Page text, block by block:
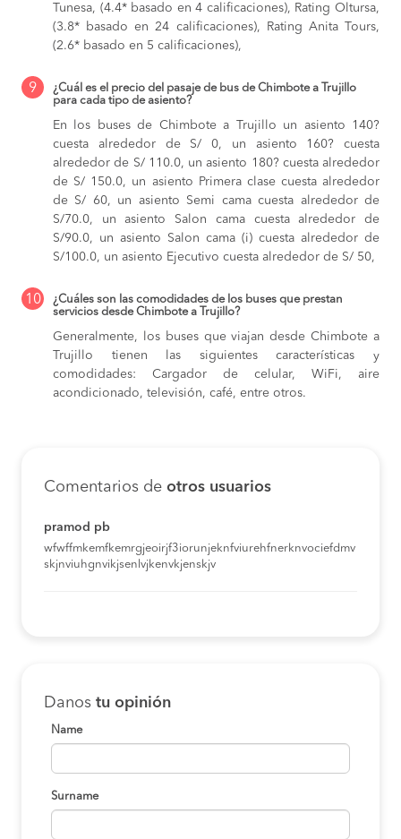
Tunesa, (4.4* basado en 4 calificaciones), Rating Oltursa,
(3.8* basado en 24 calificaciones), Rating Anita Tours,
(2.6* basado en 5 calificaciones),
9
¿Cuál es el precio del pasaje de bus de Chimbote a Trujillo
para cada tipo de asiento?
En los buses de Chimbote a Trujillo un asiento 140?
cuesta alrededor de S/ 0, un asiento 160? cuesta
alrededor de S/ 110.0, un asiento 180? cuesta alrededor
de S/ 150.0, un asiento Primera clase cuesta alrededor
de S/ 60, un asiento Semi cama cuesta alrededor de
S/70.0, un asiento Salon cama cuesta alrededor de
S/90.0, un asiento Salon cama (i) cuesta alrededor de
S/100.0, un asiento Ejecutivo cuesta alrededor de S/ 50,
10
¿Cuáles son las comodidades de los buses que prestan
servicios desde Chimbote a Trujillo?
Generalmente, los buses que viajan desde Chimbote a
Trujillo tienen las siguientes características y
comodidades: Cargador de celular, WiFi, aire
acondicionado, televisión, café, entre otros.
Comentarios de otros usuarios
pramod pb
wfwffmkemfkemrgjeoirjf3iorunjeknfviurehfnerknvociefdmv
skjnviuhgnvikjsenlvjkenvkjenskjv
Danos tu opinión
Name
Surname